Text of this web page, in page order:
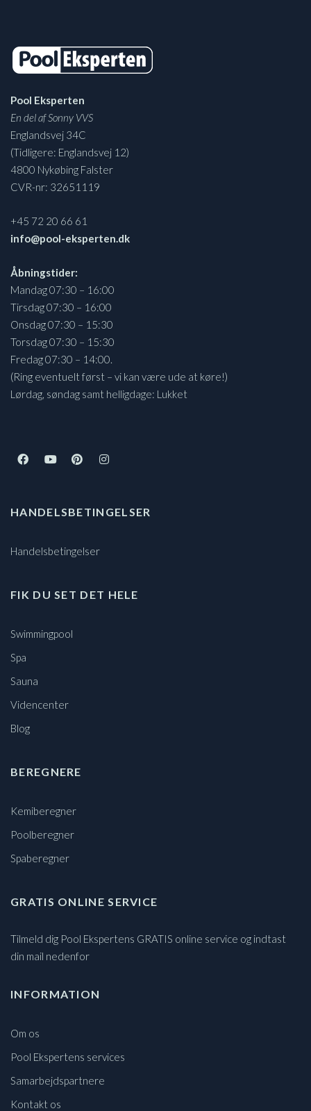
Pool Eksperten
En del af Sonny VVS
Englandsvej 34C
(Tidligere: Englandsvej 12)
4800 Nykøbing Falster
CVR-nr: 32651119
+45 72 20 66 61
info@pool-eksperten.dk
Åbningstider:
Mandag 07:30 – 16:00
Tirsdag 07:30 – 16:00
Onsdag 07:30 – 15:30
Torsdag 07:30 – 15:30
Fredag 07:30 – 14:00.
(Ring eventuelt først – vi kan være ude at køre!)
Lørdag, søndag samt helligdage: Lukket
HANDELSBETINGELSER
Handelsbetingelser
FIK DU SET DET HELE
Swimmingpool
Spa
Sauna
Videncenter
Blog
BEREGNERE
Kemiberegner
Poolberegner
Spaberegner
GRATIS ONLINE SERVICE
Tilmeld dig Pool Ekspertens GRATIS online service og indtast
din mail nedenfor
INFORMATION
Om os
Pool Ekspertens services
Samarbejdspartnere
Kontakt os